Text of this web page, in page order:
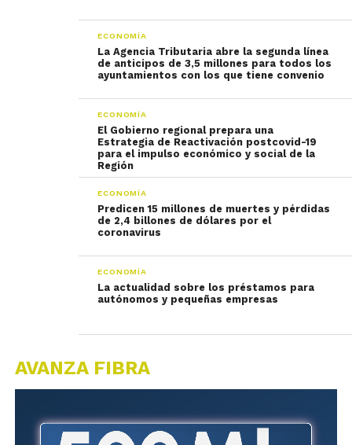
ECONOMÍA
La Agencia Tributaria abre la segunda línea
de anticipos de 3,5 millones para todos los
ayuntamientos con los que tiene convenio
ECONOMÍA
El Gobierno regional prepara una
Estrategia de Reactivación postcovid-19
para el impulso económico y social de la
Región
ECONOMÍA
Predicen 15 millones de muertes y pérdidas
de 2,4 billones de dólares por el
coronavirus
ECONOMÍA
La actualidad sobre los préstamos para
autónomos y pequeñas empresas
AVANZA FIBRA